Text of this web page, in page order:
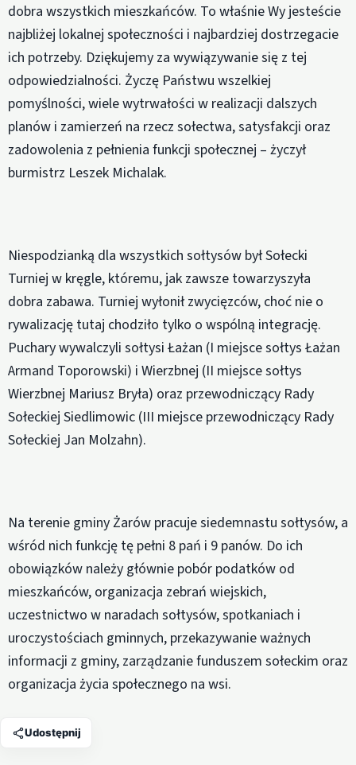
dobra wszystkich mieszkańców. To właśnie Wy jesteście
najbliżej lokalnej społeczności i najbardziej dostrzegacie
ich potrzeby. Dziękujemy za wywiązywanie się z tej
odpowiedzialności. Życzę Państwu wszelkiej
pomyślności, wiele wytrwałości w realizacji dalszych
planów i zamierzeń na rzecz sołectwa, satysfakcji oraz
zadowolenia z pełnienia funkcji społecznej – życzył
burmistrz Leszek Michalak.
Niespodzianką dla wszystkich sołtysów był Sołecki
Turniej w kręgle, któremu, jak zawsze towarzyszyła
dobra zabawa. Turniej wyłonił zwycięzców, choć nie o
rywalizację tutaj chodziło tylko o wspólną integrację.
Puchary wywalczyli sołtysi Łażan (I miejsce sołtys Łażan
Armand Toporowski) i Wierzbnej (II miejsce sołtys
Wierzbnej Mariusz Bryła) oraz przewodniczący Rady
Sołeckiej Siedlimowic (III miejsce przewodniczący Rady
Sołeckiej Jan Molzahn).
Na terenie gminy Żarów pracuje siedemnastu sołtysów, a
wśród nich funkcję tę pełni 8 pań i 9 panów. Do ich
obowiązków należy głównie pobór podatków od
mieszkańców, organizacja zebrań wiejskich,
uczestnictwo w naradach sołtysów, spotkaniach i
uroczystościach gminnych, przekazywanie ważnych
informacji z gminy, zarządzanie funduszem sołeckim oraz
organizacja życia społecznego na wsi.
Udostępnij